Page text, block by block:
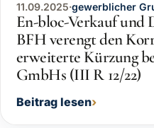
11.09.2025·gewerblicher
En-bloc-Verkauf und
BFH verengt den
erweiterte Kürzung
GmbHs (III R 12/22)
Beitrag lesen